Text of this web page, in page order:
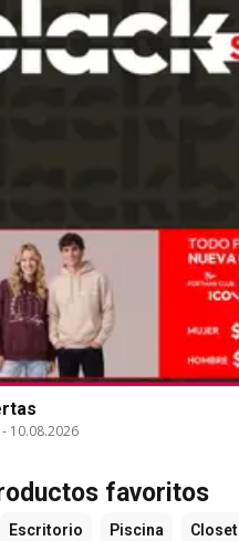
- 10.08.2026
favoritos
Escritorio Piscina Closet